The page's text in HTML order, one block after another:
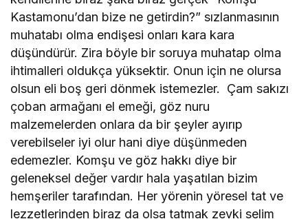
Kastamonu’dan bize ne getirdin?” sızlanmasının
muhatabı olma endişesi onları kara kara
düşündürür. Zira böyle bir soruya muhatap olma
ihtimalleri oldukça yüksektir. Onun için ne olursa
olsun eli boş geri dönmek istemezler. Çam sakızı
çoban armağanı el emeği, göz nuru
malzemelerden onlara da bir şeyler ayırıp
verebilseler iyi olur hani diye düşünmeden
edemezler. Komşu ve göz hakkı diye bir
geleneksel değer vardır hala yaşatılan bizim
hemşeriler tarafından. Her yörenin yöresel tat ve
lezzetlerinden biraz da olsa tatmak zevki selim